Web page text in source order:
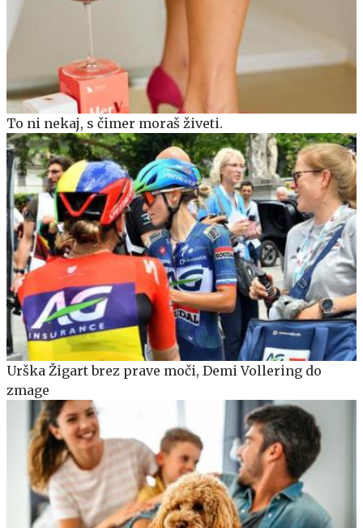
To ni nekaj, s čimer moraš živeti.
Urška Žigart brez prave moči, Demi Vollering do
zmage